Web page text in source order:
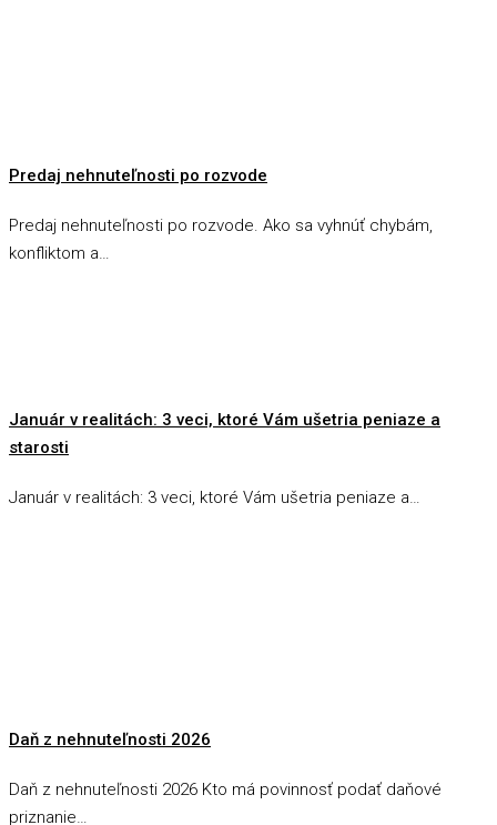
Predaj nehnuteľnosti po rozvode
Predaj nehnuteľnosti po rozvode. Ako sa vyhnúť chybám,
konfliktom a…
Január v realitách: 3 veci, ktoré Vám ušetria peniaze a
starosti
Január v realitách: 3 veci, ktoré Vám ušetria peniaze a…
Daň z nehnuteľnosti 2026
Daň z nehnuteľnosti 2026 Kto má povinnosť podať daňové
priznanie…